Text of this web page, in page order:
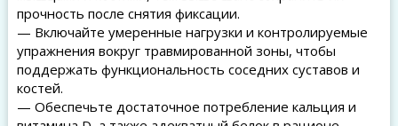
прочность после снятия фиксации.
— Включайте умеренные нагрузки и контролируемые
упражнения вокруг травмированной зоны, чтобы
поддержать функциональность соседних суставов и
костей.
— Обеспечьте достаточное потребление кальция и